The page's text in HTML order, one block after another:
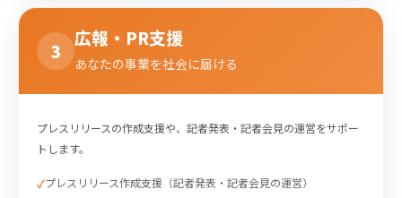
3
広報・PR支援
あなたの事業を社会に届ける
プレスリリースの作成支援や、記者発表・記者会見の運営をサポー
トします。
プレスリリース作成支援（記者発表・記者会見の運営）